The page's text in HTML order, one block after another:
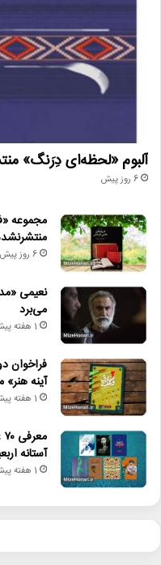
آلبوم «لحظه‌ای دِرَنگ»
6 روز پیش
مجموعه
6 روز پیش
نعیمی
می‌برد
1 هفته پیش
فراخوان
آینه
1 هفته پیش
آستانه
1 هفته پیش